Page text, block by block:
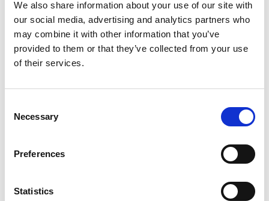
We also share information about your use of our site with
our social media, advertising and analytics partners who
may combine it with other information that you’ve
provided to them or that they’ve collected from your use
of their services.
Selection
Necessary
Preferences
Statistics
Wi-Fi 6
5G
Bluetooth®
Wi-Fi 7
V2X
NTN
医疗